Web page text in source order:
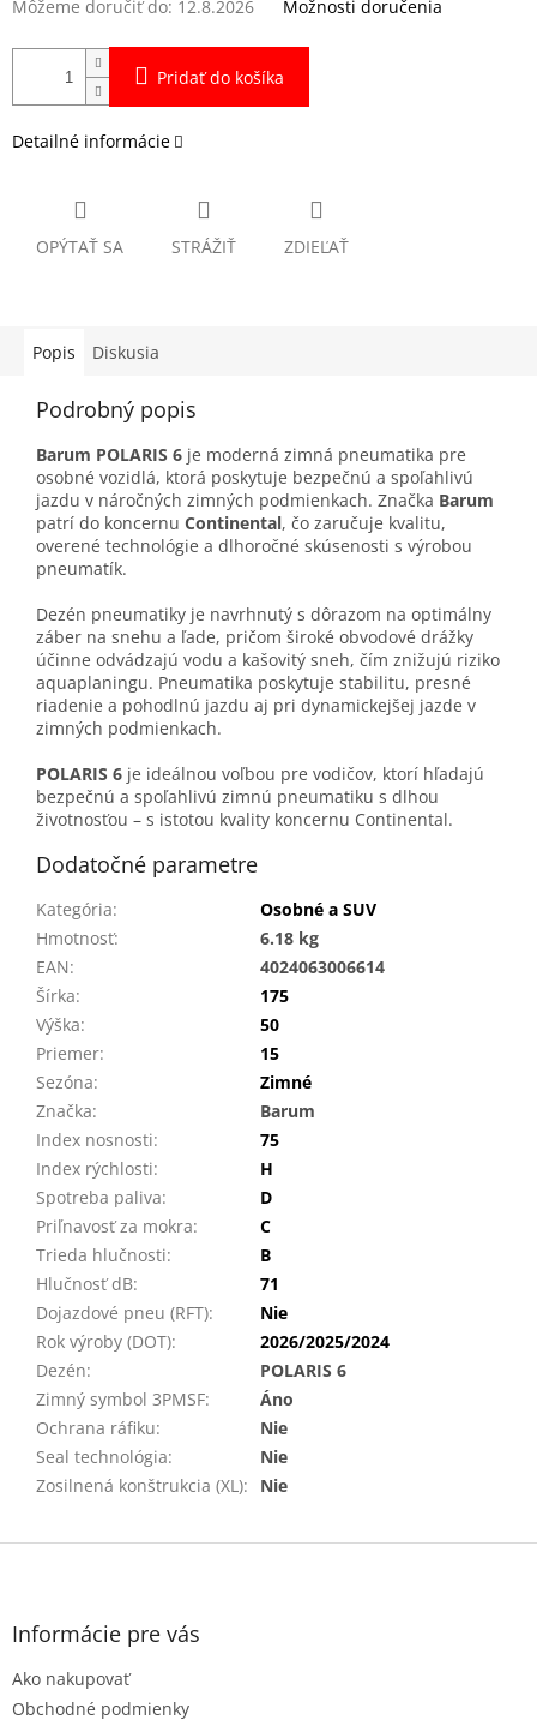
Môžeme doručiť do: 12.8.2026 Možnosti doručenia
Pridať do košíka
Detailné informácie
OPÝTAŤ SA STRÁŽIŤ ZDIEĽAŤ
Popis Diskusia
Podrobný popis
Barum POLARIS 6 je moderná zimná pneumatika pre
osobné vozidlá, ktorá poskytuje bezpečnú a spoľahlivú
jazdu v náročných zimných podmienkach. Značka Barum
patrí do koncernu Continental, čo zaručuje kvalitu,
overené technológie a dlhoročné skúsenosti s výrobou
pneumatík.
Dezén pneumatiky je navrhnutý s dôrazom na optimálny
záber na snehu a ľade, pričom široké obvodové drážky
účinne odvádzajú vodu a kašovitý sneh, čím znižujú riziko
aquaplaningu. Pneumatika poskytuje stabilitu, presné
riadenie a pohodlnú jazdu aj pri dynamickejšej jazde v
zimných podmienkach.
POLARIS 6 je ideálnou voľbou pre vodičov, ktorí hľadajú
bezpečnú a spoľahlivú zimnú pneumatiku s dlhou
životnosťou – s istotou kvality koncernu Continental.
Dodatočné parametre
Kategória:
Osobné a SUV
Hmotnosť:
6.18 kg
EAN:
4024063006614
Šírka:
175
Výška:
50
Priemer:
15
Sezóna:
Zimné
Značka:
Barum
Index nosnosti:
75
Index rýchlosti:
H
Spotreba paliva:
D
Priľnavosť za mokra:
C
Trieda hlučnosti:
B
Hlučnosť dB:
71
Dojazdové pneu (RFT):
Nie
Rok výroby (DOT):
2026/2025/2024
Dezén:
POLARIS 6
Zimný symbol 3PMSF:
Áno
Ochrana ráfiku:
Nie
Seal technológia:
Nie
Zosilnená konštrukcia (XL): Nie
Z
Informácie pre vás
Ako nakupovať
Obchodné podmienky